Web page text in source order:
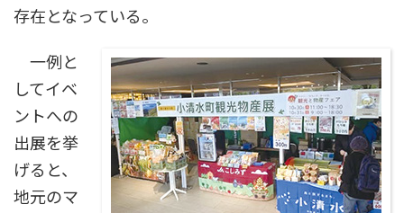
存在となっている。
一例と
してイベ
ントへの
出展を挙
げると、
地元のマ